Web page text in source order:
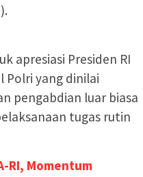
apresiasi Presiden RI
Polri yang dinilai
pengabdian luar biasa
tugas rutin
RI, Momentum